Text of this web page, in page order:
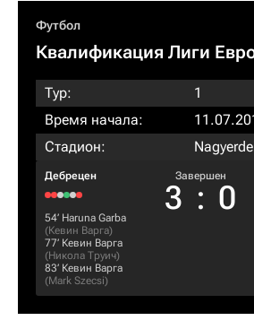
Футбол
Квалификация Лиги
Тур:
1
Время начала:
Стадион:
Дебрецен Завершен
3 : 0
54‎’‎ Haruna Garba
(Кевин Варга)
77‎’‎ Кевин Варга
(Никола Труич)
83‎’‎ Кевин Варга
(Mark Szecsi)